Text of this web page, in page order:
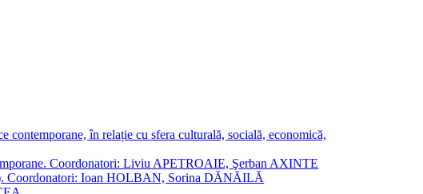
contemporane, în relație cu sfera culturală, socială, economică,
Coordonatori: Liviu APETROAIE, Şerban AXINTE
Coordonatori: Ioan HOLBAN, Sorina DĂNĂILĂ